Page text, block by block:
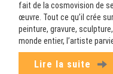
fait de la cosmovision de
œuvre. Tout ce qu’il crée
peinture, gravure,
monde entier, l’artiste
Lire la suite